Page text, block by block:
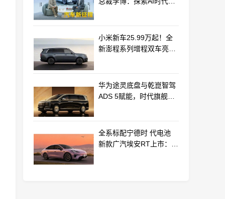
小米新车25.99万起！全
新澎程系列增程双车亮相
华为途灵底盘与乾崑智驾
ADS 5赋能，时代旗舰
全系标配宁德时 代电池
新款广汽埃安RT上市：